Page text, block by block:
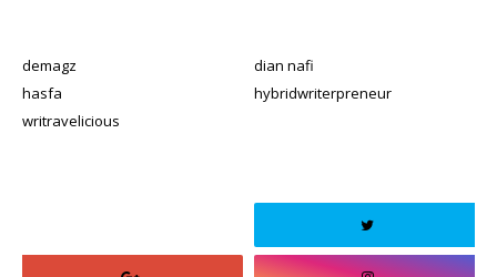
demagz
dian nafi
hasfa
hybridwriterpreneur
writravelicious